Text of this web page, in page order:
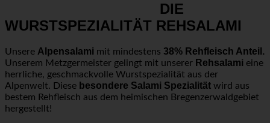
DIE
WURSTSPEZIALITÄT REHSALAMI
Unsere Alpensalami mit mindestens 38% Rehfleisch Anteil.
Unserem Metzgermeister gelingt mit unserer Rehsalami eine
herrliche, geschmackvolle Wurstspezialität aus der
Alpenwelt. Diese besondere Salami Spezialität wird aus
bestem Rehfleisch aus dem heimischen Bregenzerwaldgebiet
hergestellt!